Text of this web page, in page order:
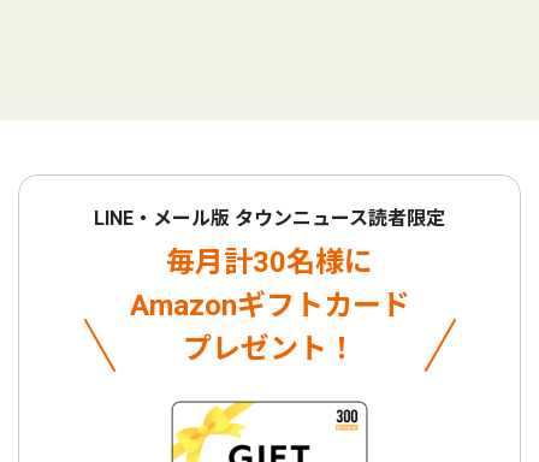
LINE・メール版 タウンニュース読者限定
毎月計30名様に
Amazonギフトカード
プレゼント！